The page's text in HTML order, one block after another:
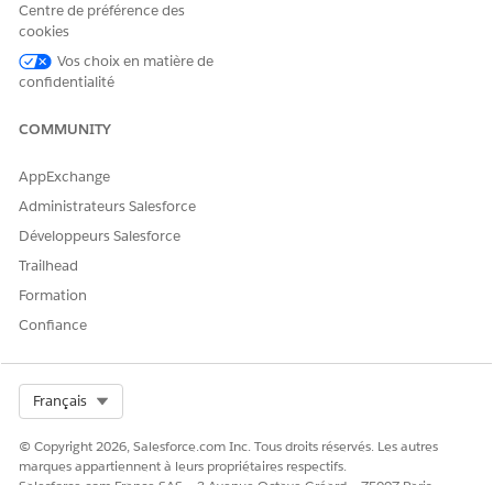
Centre de préférence des
cookies
Vos choix en matière de
confidentialité
COMMUNITY
AppExchange
Administrateurs Salesforce
Développeurs Salesforce
Trailhead
Formation
Confiance
Français
© Copyright 2026, Salesforce.com Inc. Tous droits réservés. Les autres
marques appartiennent à leurs propriétaires respectifs.